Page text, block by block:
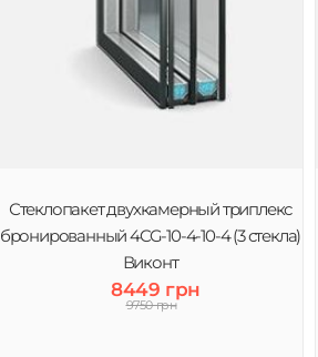
Стеклопакет двухкамерный триплекс
бронированный 4CG-10-4-10-4 (3 стекла)
Виконт
8449 грн
9750 грн